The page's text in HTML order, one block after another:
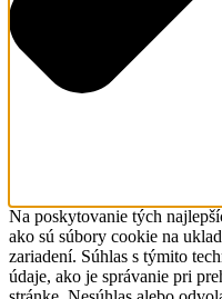
Na poskytovanie tých
ako sú súbory cookie na
zariadení. Súhlas s týmito
údaje, ako je správanie pri